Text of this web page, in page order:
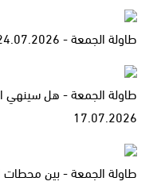
طاولة الجمعة - 24.07.2026 -
طاولة الجمعة - هل سينهي
17.07.2026
طاولة الجمعة - بين محطات